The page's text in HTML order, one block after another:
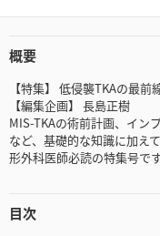
概要
【特集】 低侵襲TKAの最前
【編集企画】 長島正樹
MIS-TKAの術前計画、イン
など、基礎的な知識に加え
形外科医師必読の特集号で
目次